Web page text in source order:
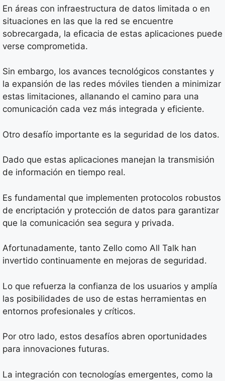
En áreas con infraestructura de datos limitada o en
situaciones en las que la red se encuentre
sobrecargada, la eficacia de estas aplicaciones puede
verse comprometida.
Sin embargo, los avances tecnológicos constantes y
la expansión de las redes móviles tienden a minimizar
estas limitaciones, allanando el camino para una
comunicación cada vez más integrada y eficiente.
Otro desafío importante es la seguridad de los datos.
Dado que estas aplicaciones manejan la transmisión
de información en tiempo real.
Es fundamental que implementen protocolos robustos
de encriptación y protección de datos para garantizar
que la comunicación sea segura y privada.
Afortunadamente, tanto Zello como All Talk han
invertido continuamente en mejoras de seguridad.
Lo que refuerza la confianza de los usuarios y amplía
las posibilidades de uso de estas herramientas en
entornos profesionales y críticos.
Por otro lado, estos desafíos abren oportunidades
para innovaciones futuras.
La integración con tecnologías emergentes, como la